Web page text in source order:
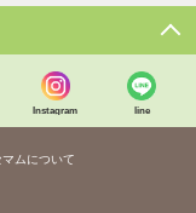
Instagram line
マムについて